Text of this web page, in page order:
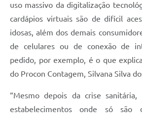
uso massivo da digitalização
cardápios virtuais são de difícil
idosas, além dos demais
de celulares ou de conexão de
pedido, por exemplo, é o que
do Procon Contagem, Silvana Silva
“Mesmo depois da crise sanitária,
estabelecimentos onde só são